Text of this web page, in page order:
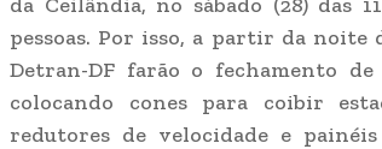
pessoas. Por isso, a partir da noite
Detran-DF farão o fechamento
colocando cones para coibir
redutores de velocidade e